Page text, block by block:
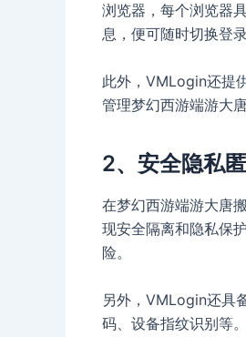
浏览器，每个浏览器
息，便可随时切换登
此外，VMLogin还提
管理梦幻西游端游大唐
2、安全隐私
在梦幻西游端游大唐
现安全隔离和隐私保
险。
另外，VMLogin还具
码、设备指纹识别等